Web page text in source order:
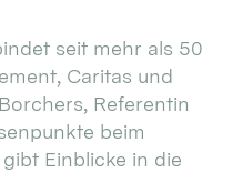
seit mehr als 50
Caritas und
Referentin
beim
Einblicke in die